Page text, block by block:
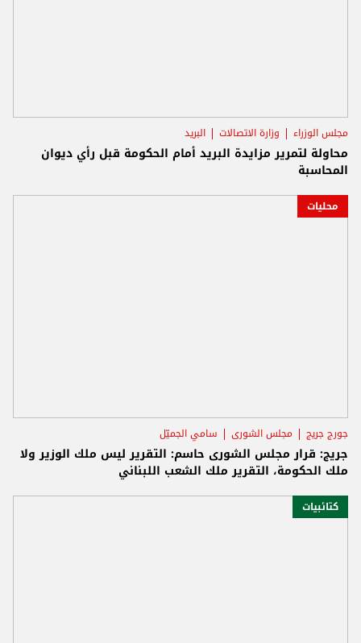
مجلس الوزراء وزارة الاتصالات البريد
محاولة لتمرير مزايدة البريد أمام الحكومة قبل رأي ديوان
المحاسبة
محليات
جورج جريج مجلس الشورى سامي الجميّل
جريج: قرار مجلس الشورى حاسم: التقرير ليس ملك الوزير ولا
ملك الحكومة، التقرير ملك الشعب اللبناني
كتائبيات